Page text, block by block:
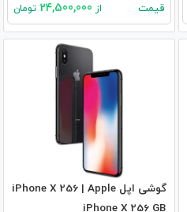
قیمت از تومان
گوشی اپل iPhone X 256 | Apple
iPhone X 256 GB